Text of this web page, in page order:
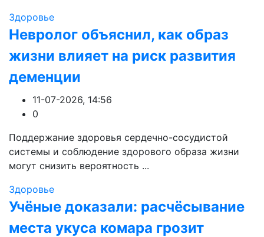
Здоровье
Невролог объяснил, как образ
жизни влияет на риск развития
деменции
11-07-2026, 14:56
0
Поддержание здоровья сердечно-сосудистой
системы и соблюдение здорового образа жизни
могут снизить вероятность ...
Здоровье
Учёные доказали: расчёсывание
места укуса комара грозит